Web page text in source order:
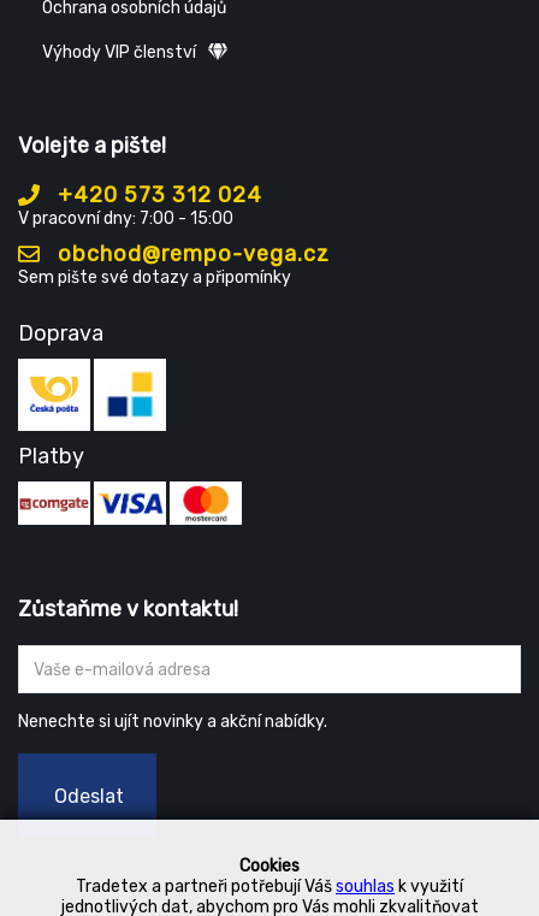
Cookies
Tradetex a partneři potřebují Vášsouhlas k využití
jednotlivých dat, abychom pro Vás mohli zkvalitňovat
Ochrana osobních údajů
Výhody VIP členství
Volejte a pište!
+420 573 312 024
V pracovní dny: 7:00 - 15:00
obchod@rempo-vega.cz
Sem pište své dotazy a připomínky
Doprava
Platby
Zůstaňme v kontaktu!
Nenechte si ujít novinky a akční nabídky.
Odeslat